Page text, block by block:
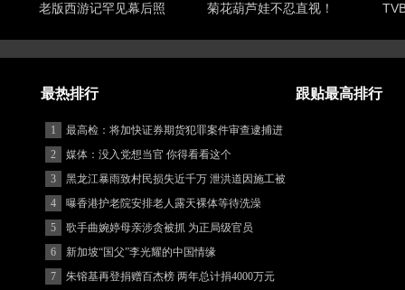
老版西游记罕见幕后照 菊花葫芦娃不忍直视！
最热排行 跟贴最高排行
1
最高检：将加快证券期货犯罪案件审查逮捕进
度
2
媒体：没入党想当官 你得看看这个
3
黑龙江暴雨致村民损失近千万 泄洪道因施工被
堵
4
曝香港护老院安排老人露天裸体等待洗澡
5
歌手曲婉婷母亲涉贪被抓 为正局级官员
6
新加坡“国父”李光耀的中国情缘
7
朱镕基再登捐赠百杰榜 两年总计捐4000万元